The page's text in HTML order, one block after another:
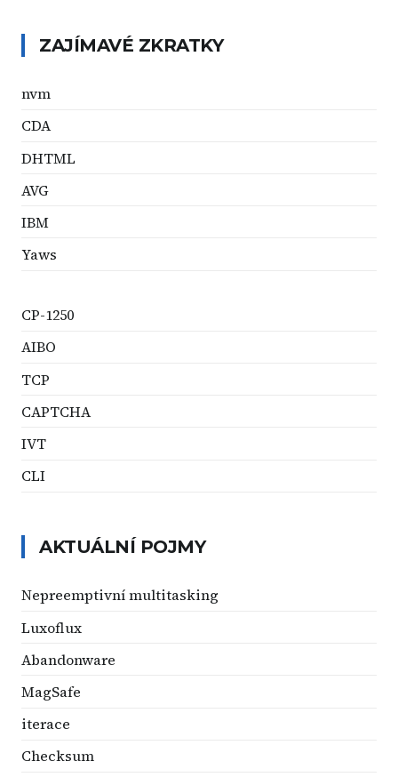
ZAJÍMAVÉ ZKRATKY
nvm
CDA
DHTML
AVG
IBM
Yaws
CP-1250
AIBO
TCP
CAPTCHA
IVT
CLI
AKTUÁLNÍ POJMY
Nepreemptivní multitasking
Luxoflux
Abandonware
MagSafe
iterace
Checksum